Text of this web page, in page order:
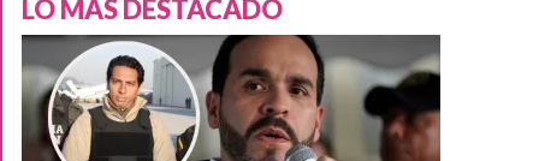
LO MÁS DESTACADO